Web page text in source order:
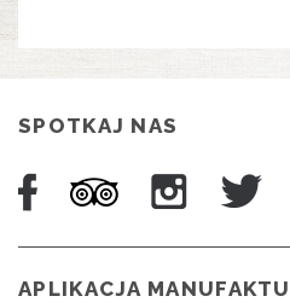
SPOTKAJ NAS
APLIKACJA